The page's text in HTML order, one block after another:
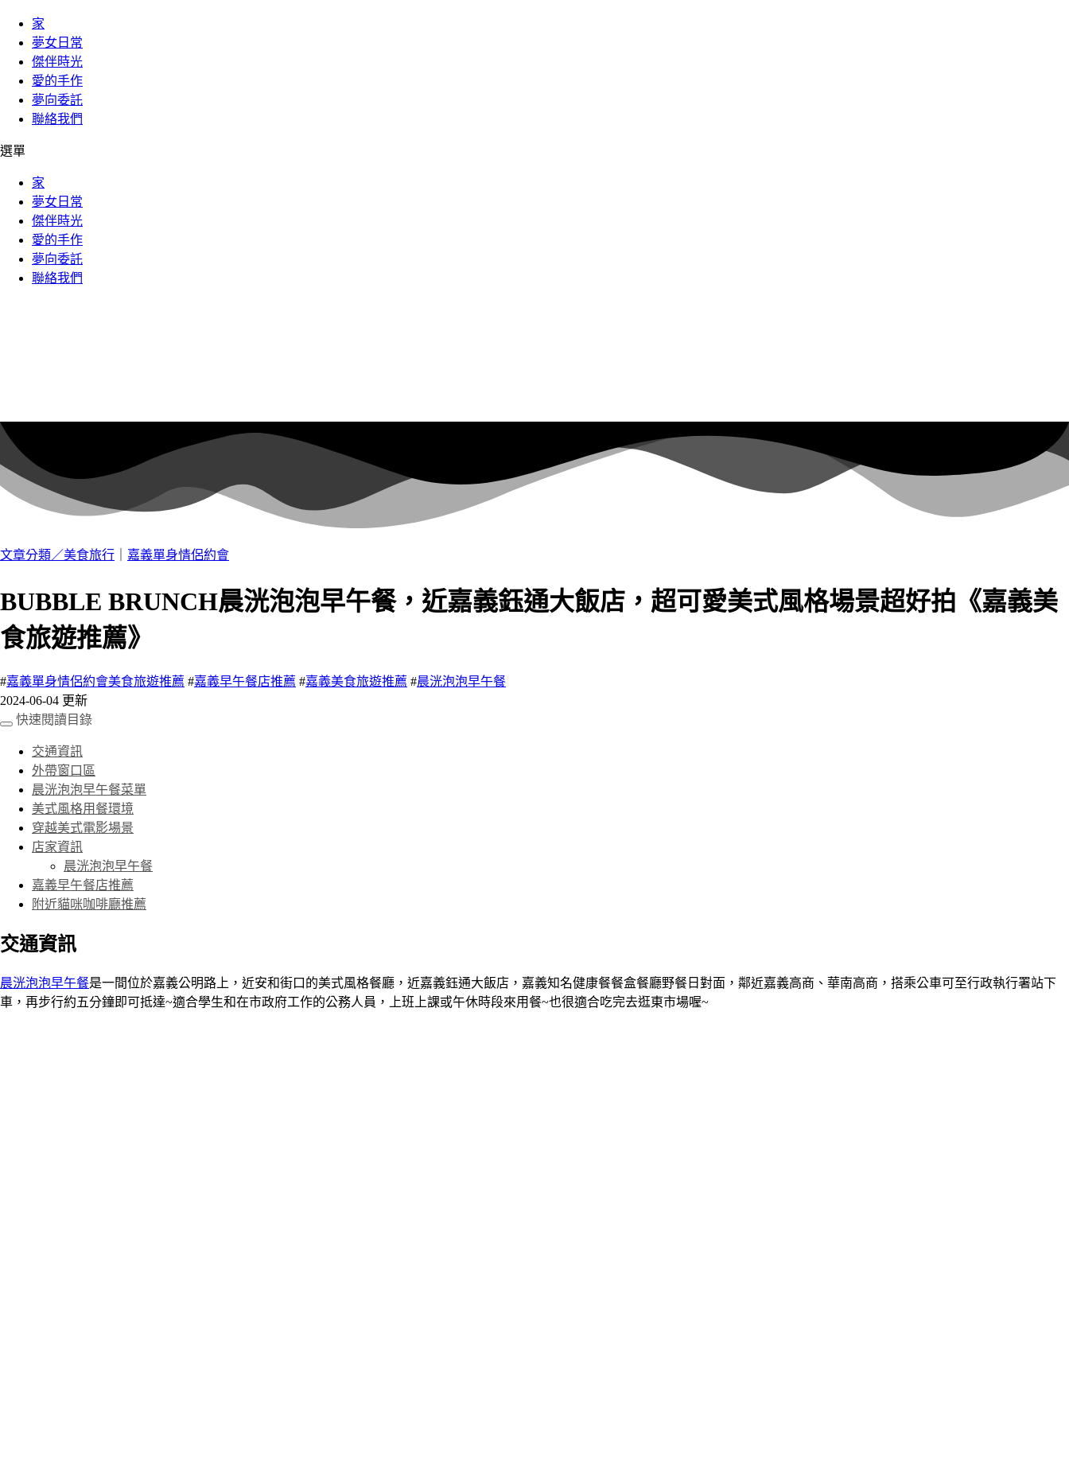
家
夢女日常
傑伴時光
愛的手作
夢向委託
聯絡我們
選單
家
夢女日常
傑伴時光
愛的手作
夢向委託
聯絡我們
文章分類／美食旅行 嘉義單身情侶約會
BUBBLE BRUNCH晨洸泡泡早午餐，近嘉義鈺通大飯店，超可愛美式風格場景超好拍《嘉義美
食旅遊推薦》
#嘉義單身情侶約會美食旅遊推薦 #嘉義早午餐店推薦 #嘉義美食旅遊推薦 #晨洸泡泡早午餐
2024-06-04 更新
快速閱讀目錄
交通資訊
外帶窗口區
晨洸泡泡早午餐菜單
美式風格用餐環境
穿越美式電影場景
店家資訊
晨洸泡泡早午餐
嘉義早午餐店推薦
附近貓咪咖啡廳推薦
交通資訊
晨洸泡泡早午餐是一間位於嘉義公明路上，近安和街口的美式風格餐廳，近嘉義鈺通大飯店，嘉義知名健康餐餐盒餐廳野餐日對面，鄰近嘉義高商、華南高商，搭乘公車可至行政執行署站下
車，再步行約五分鐘即可抵達~適合學生和在市政府工作的公務人員，上班上課或午休時段來用餐~也很適合吃完去逛東市場喔~